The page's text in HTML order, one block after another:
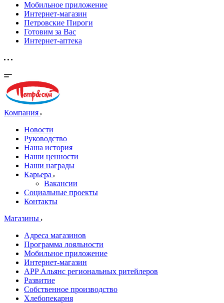
Мобильное приложение
Интернет-магазин
Петровские Пироги
Готовим за Вас
Интернет-аптека
Компания
Новости
Руководство
Наша история
Наши ценности
Наши награды
Карьера
Вакансии
Социальные проекты
Контакты
Магазины
Адреса магазинов
Программа лояльности
Мобильное приложение
Интернет-магазин
APP Альянс региональных ритейлеров
Развитие
Собственное производство
Хлебопекарня